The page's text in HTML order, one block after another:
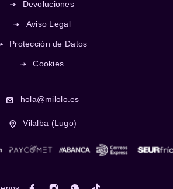
Devoluciones
Aviso Legal
Protección de Datos
Cookies
hola@milolo.es
Vilalba (Lugo)